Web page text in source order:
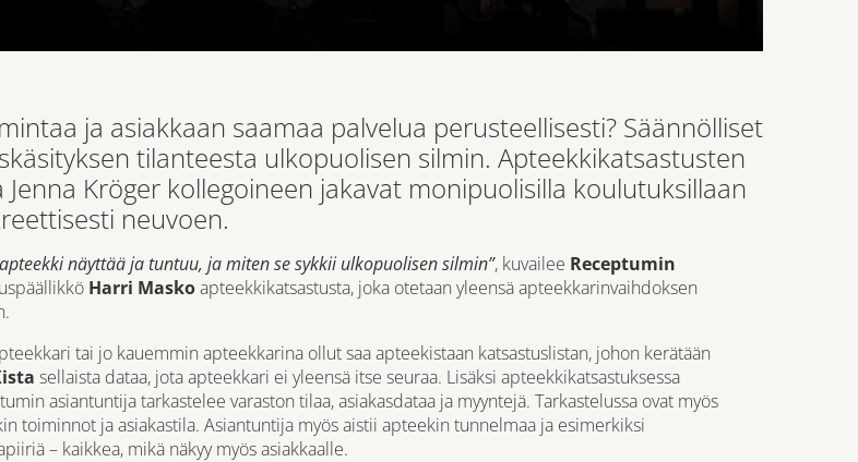
ja asiakkaan saamaa palvelua perusteellisesti? Säännölliset
tilanteesta ulkopuolisen silmin. Apteekkikatsastusten
Kröger kollegoineen jakavat monipuolisilla koulutuksillaan
neuvoen.
näyttää ja tuntuu, ja miten se sykkii ulkopuolisen silmin”, kuvailee Receptumin
Harri Maskoapteekkikatsastusta, joka otetaan yleensä apteekkarinvaihdoksen
tai jo kauemmin apteekkarina ollut saa apteekistaan katsastuslistan, johon kerätään
sellaista dataa, jota apteekkari ei yleensä itse seuraa. Lisäksi apteekkikatsastuksessa
asiantuntija tarkastelee varaston tilaa, asiakasdataa ja myyntejä. Tarkastelussa ovat myös
toiminnot ja asiakastila. Asiantuntija myös aistii apteekin tunnelmaa ja esimerkiksi
– kaikkea, mikä näkyy myös asiakkaalle.